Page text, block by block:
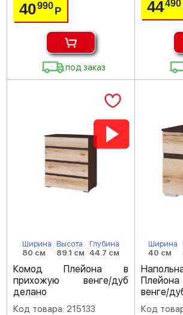
40990Р
под заказ
44490
Ширина
80 см
Высота
89.1 см
Глубина
44.7 см
Комод Плейона в
прихожую венге/дуб
делано
Код товара: 215133
Ширина
40 см
венге/
Код